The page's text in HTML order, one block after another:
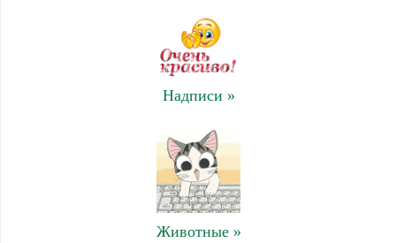
Надписи »
Животные »